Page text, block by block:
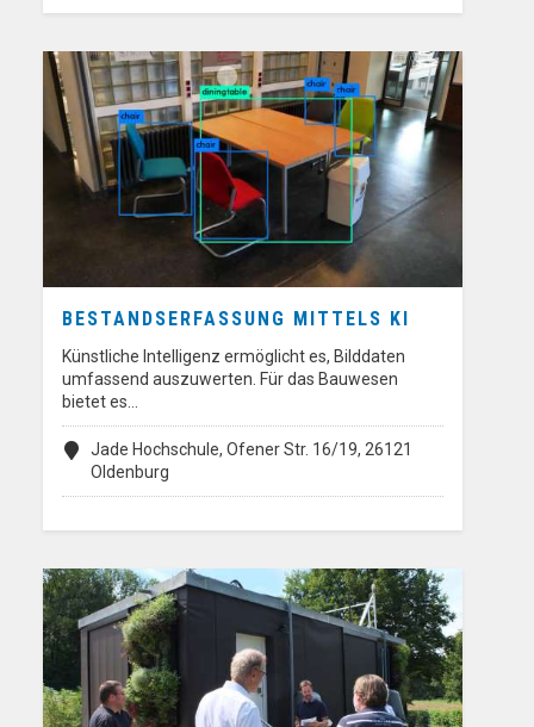
BESTANDSERFASSUNG MITTELS KI
Künstliche Intelligenz ermöglicht es, Bilddaten
umfassend auszuwerten. Für das Bauwesen
bietet es…
Jade Hochschule, Ofener Str. 16/19, 26121
Oldenburg